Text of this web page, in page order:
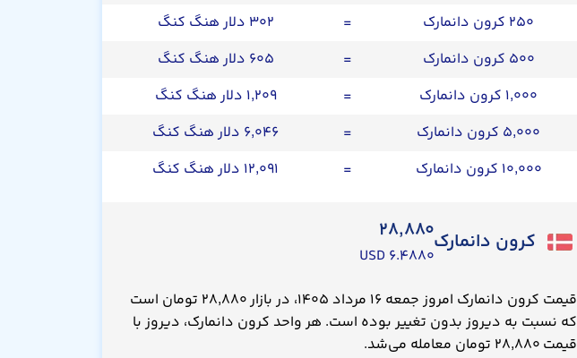
۲۵۰ کرون دانمارک
=
۳۰۲ دلار هنگ کنگ
۵۰۰ کرون دانمارک
=
۶۰۵ دلار هنگ کنگ
۱,۰۰۰ کرون دانمارک
=
۱,۲۰۹ دلار هنگ کنگ
۵,۰۰۰ کرون دانمارک
=
۶,۰۴۶ دلار هنگ کنگ
۱۰,۰۰۰ کرون دانمارک
= ۱۲,۰۹۱ دلار هنگ کنگ
کرون دانمارک۲۸,۸۸۰
۶.۴۸۸۰ USD
قیمت کرون دانمارک امروز جمعه ۱۶ مرداد ۱۴۰۵، در بازار ۲۸,۸۸۰ تومان است
که نسبت به دیروز بدون تغییر بوده است. هر واحد کرون دانمارک، دیروز با
قیمت ۲۸,۸۸۰ تومان معامله می‌شد.